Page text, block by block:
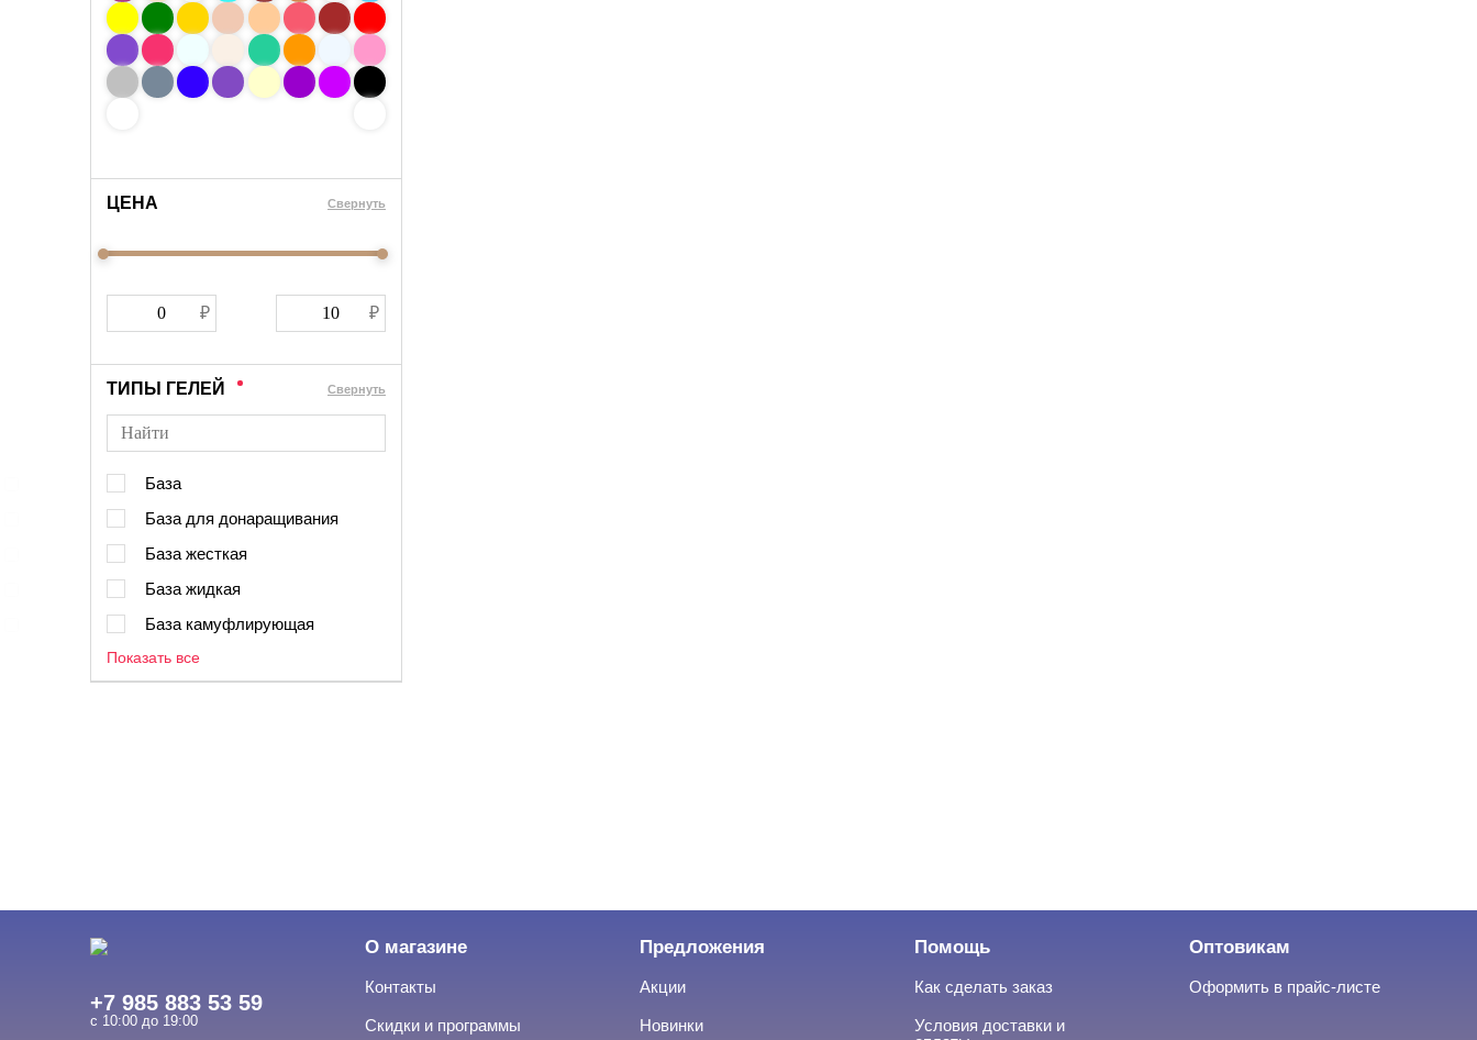
ЦЕНА Cвернуть
ТИПЫ ГЕЛЕЙ Cвернуть
База
База для донаращивания
База жесткая
База жидкая
База камуфлирующая
Показать все
+7 985 883 53 59
с 10:00 до 19:00
О магазине
Контакты
Скидки и программы
Предложения
Акции
Новинки
Помощь
Как сделать заказ
Условия доставки и
Оптовикам
Оформить в прайс-листе